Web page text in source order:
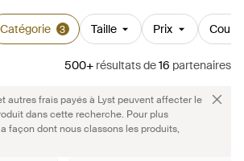
Catégorie 3 Taille Prix
500+ résultatsde16 partenaires
autres frais payés à Lyst peuvent affecter le
dans cette recherche. Pour plus
façon dont nous classons les produits,